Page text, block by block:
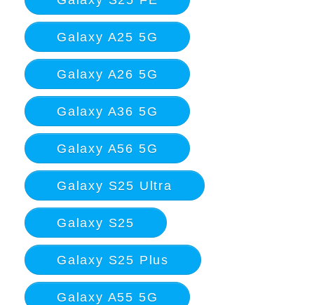
Galaxy A25 5G
Galaxy A26 5G
Galaxy A36 5G
Galaxy A56 5G
Galaxy S25 Ultra
Galaxy S25
Galaxy S25 Plus
Galaxy A55 5G